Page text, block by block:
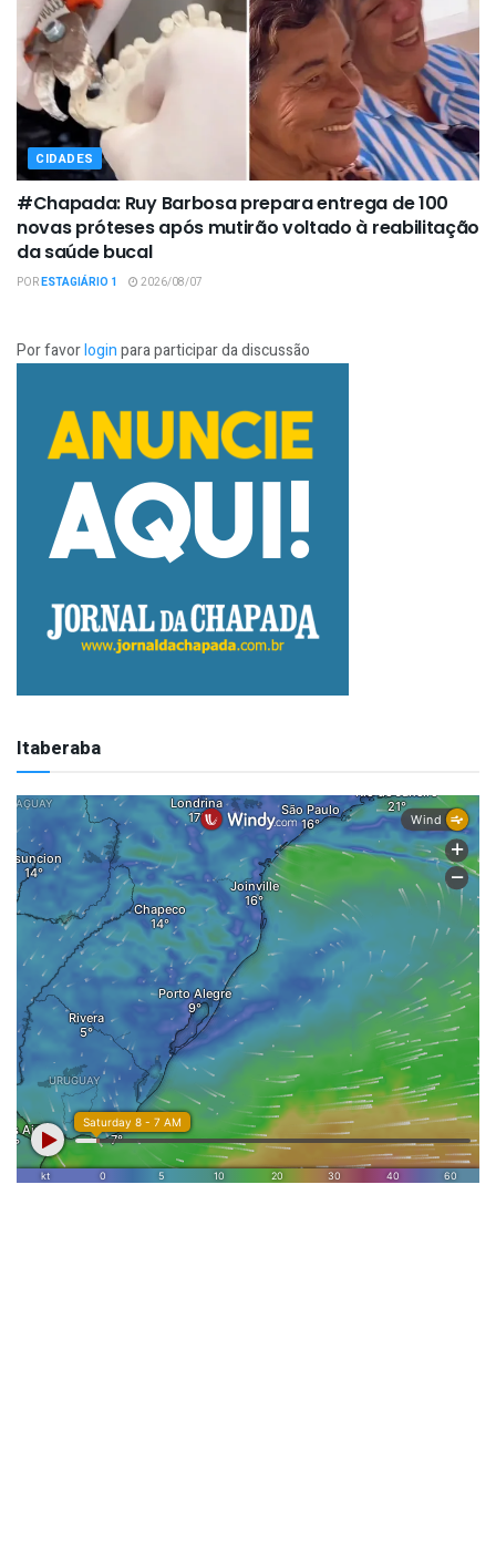
CIDADES
#Chapada: Ruy Barbosa prepara entrega de 100
novas próteses após mutirão voltado à reabilitação
da saúde bucal
PORESTAGIÁRIO 1 2026/08/07
Por favorloginpara participar da discussão
Itaberaba